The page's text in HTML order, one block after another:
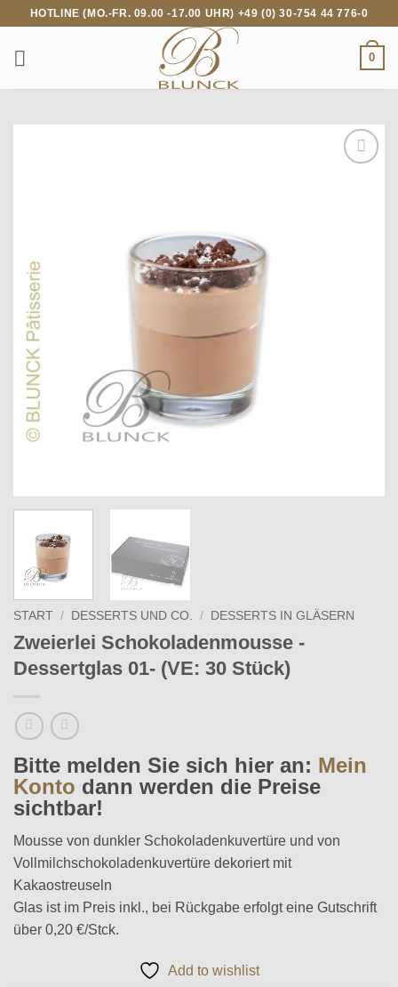
springen
HOTLINE (MO.-FR. 09.00 -17.00 UHR) +49 (0) 30-754 44 776-0
0
START / DESSERTS UND CO. / DESSERTS IN GLÄSERN
Zweierlei Schokoladenmousse -
Dessertglas 01- (VE: 30 Stück)
Bitte melden Sie sich hier an: Mein
Konto dann werden die Preise
sichtbar!
Mousse von dunkler Schokoladenkuvertüre und von
Vollmilchschokoladenkuvertüre dekoriert mit
Kakaostreuseln
Glas ist im Preis inkl., bei Rückgabe erfolgt eine Gutschrift
über 0,20 €/Stck.
Add to wishlist